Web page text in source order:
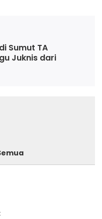
Sumut TA
Juknis dari